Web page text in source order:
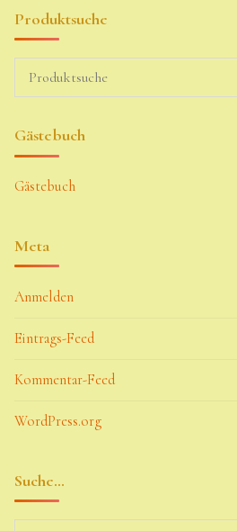
Produktsuche
Gästebuch
Gästebuch
Meta
Anmelden
Eintrags-Feed
Kommentar-Feed
WordPress.org
Suche…